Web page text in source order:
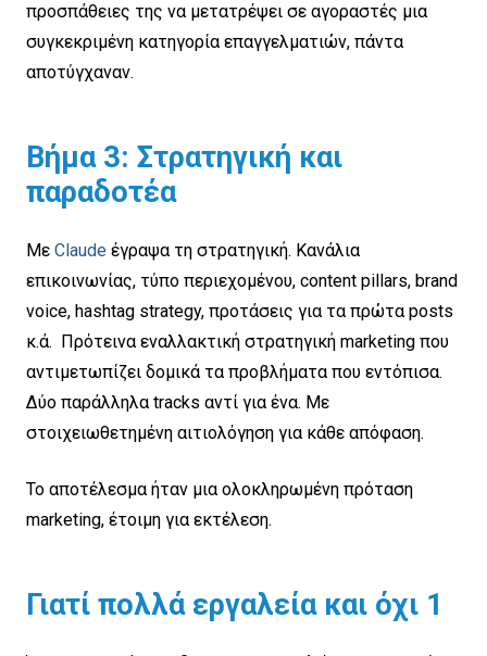
προσπάθειες της να μετατρέψει σε αγοραστές μια
συγκεκριμένη κατηγορία επαγγελματιών, πάντα
αποτύγχαναν.
Βήμα 3: Στρατηγική και
παραδοτέα
Με Claude έγραψα τη στρατηγική. Κανάλια
επικοινωνίας, τύπο περιεχομένου, content pillars, brand
voice, hashtag strategy, προτάσεις για τα πρώτα posts
κ.ά. Πρότεινα εναλλακτική στρατηγική marketing που
αντιμετωπίζει δομικά τα προβλήματα που εντόπισα.
Δύο παράλληλα tracks αντί για ένα. Με
στοιχειωθετημένη αιτιολόγηση για κάθε απόφαση.
Το αποτέλεσμα ήταν μια ολοκληρωμένη πρόταση
marketing, έτοιμη για εκτέλεση.
Γιατί πολλά εργαλεία και όχι 1